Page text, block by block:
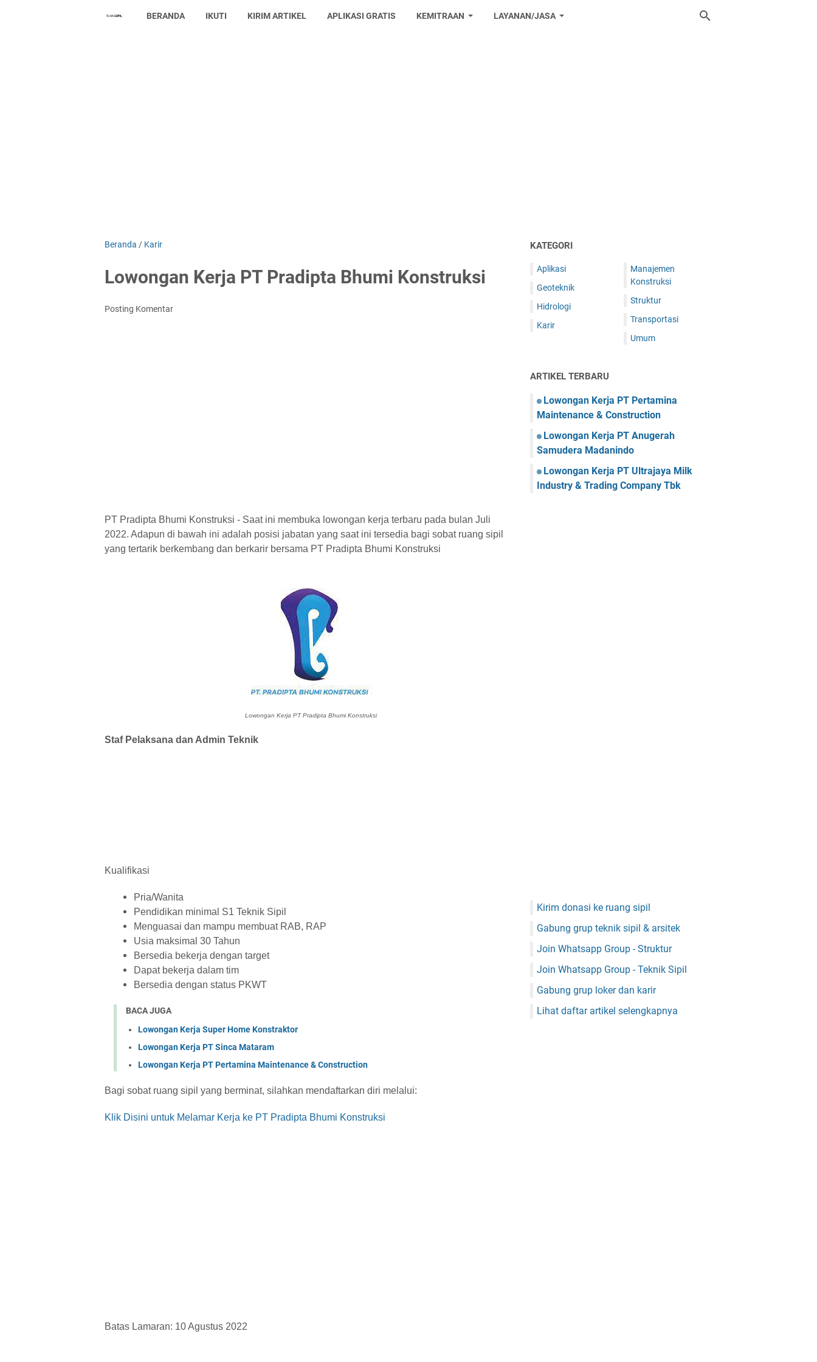
BERANDA IKUTI KIRIM ARTIKEL APLIKASI GRATIS KEMITRAAN LAYANAN/JASA
Beranda / Karir
Lowongan Kerja PT Pradipta Bhumi Konstruksi
Posting Komentar
PT Pradipta Bhumi Konstruksi - Saat ini membuka lowongan kerja terbaru pada bulan Juli
2022. Adapun di bawah ini adalah posisi jabatan yang saat ini tersedia bagi sobat ruang sipil
yang tertarik berkembang dan berkarir bersama PT Pradipta Bhumi Konstruksi
Lowongan Kerja PT Pradipta Bhumi Konstruksi
Staf Pelaksana dan Admin Teknik
Kualifikasi
Pria/Wanita
Pendidikan minimal S1 Teknik Sipil
Menguasai dan mampu membuat RAB, RAP
Usia maksimal 30 Tahun
Bersedia bekerja dengan target
Dapat bekerja dalam tim
Bersedia dengan status PKWT
BACA JUGA
Lowongan Kerja Super Home Konstraktor
Lowongan Kerja PT Sinca Mataram
Lowongan Kerja PT Pertamina Maintenance & Construction
Bagi sobat ruang sipil yang berminat, silahkan mendaftarkan diri melalui:
Klik Disini untuk Melamar Kerja ke PT Pradipta Bhumi Konstruksi
Batas Lamaran: 10 Agustus 2022
KATEGORI
Aplikasi
Geoteknik
Hidrologi
Karir
Manajemen
Konstruksi
Struktur
Transportasi
Umum
ARTIKEL TERBARU
Lowongan Kerja PT Pertamina
Maintenance & Construction
Lowongan Kerja PT Anugerah
Samudera Madanindo
Lowongan Kerja PT Ultrajaya Milk
Industry & Trading Company Tbk
Kirim donasi ke ruang sipil
Gabung grup teknik sipil & arsitek
Join Whatsapp Group - Struktur
Join Whatsapp Group - Teknik Sipil
Gabung grup loker dan karir
Lihat daftar artikel selengkapnya